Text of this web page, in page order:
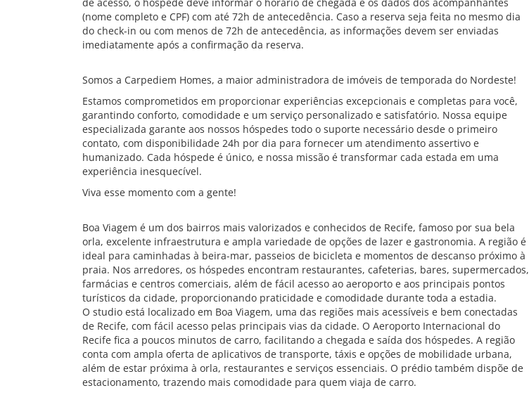
(nome completo e CPF) com até 72h de antecedência. Caso a reserva seja feita no mesmo dia
do check-in ou com menos de 72h de antecedência, as informações devem ser enviadas
imediatamente após a confirmação da reserva.
Somos a Carpediem Homes, a maior administradora de imóveis de temporada do Nordeste!
Estamos comprometidos em proporcionar experiências excepcionais e completas para você,
garantindo conforto, comodidade e um serviço personalizado e satisfatório. Nossa equipe
especializada garante aos nossos hóspedes todo o suporte necessário desde o primeiro
contato, com disponibilidade 24h por dia para fornecer um atendimento assertivo e
humanizado. Cada hóspede é único, e nossa missão é transformar cada estada em uma
experiência inesquecível.
Viva esse momento com a gente!
Boa Viagem é um dos bairros mais valorizados e conhecidos de Recife, famoso por sua bela
orla, excelente infraestrutura e ampla variedade de opções de lazer e gastronomia. A região é
ideal para caminhadas à beira-mar, passeios de bicicleta e momentos de descanso próximo à
praia. Nos arredores, os hóspedes encontram restaurantes, cafeterias, bares, supermercados,
farmácias e centros comerciais, além de fácil acesso ao aeroporto e aos principais pontos
turísticos da cidade, proporcionando praticidade e comodidade durante toda a estadia.
O studio está localizado em Boa Viagem, uma das regiões mais acessíveis e bem conectadas
de Recife, com fácil acesso pelas principais vias da cidade. O Aeroporto Internacional do
Recife fica a poucos minutos de carro, facilitando a chegada e saída dos hóspedes. A região
conta com ampla oferta de aplicativos de transporte, táxis e opções de mobilidade urbana,
além de estar próxima à orla, restaurantes e serviços essenciais. O prédio também dispõe de
estacionamento, trazendo mais comodidade para quem viaja de carro.